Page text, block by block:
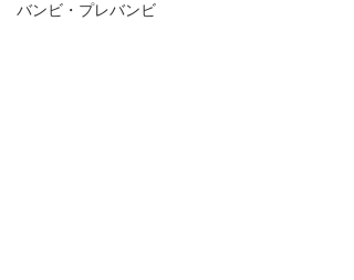
バンビ・プレバンビ